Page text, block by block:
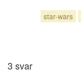
star-wars
3 svar